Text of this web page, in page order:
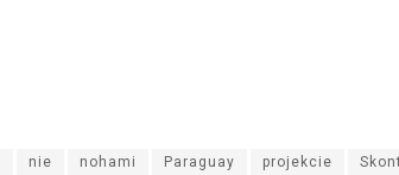
nie nohami Paraguay projekcie